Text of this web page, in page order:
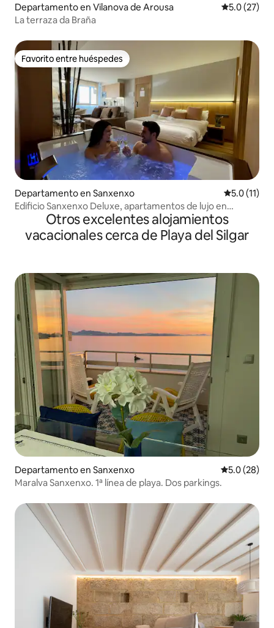
Departamento en Vilanova de Arousa Calificación
5.0 (27)
La terraza da Braña
Favorito entre huéspedes
Favorito entre huéspedes
Departamento en Sanxenxo Calificación
5.0 (11)
Edificio Sanxenxo Deluxe, apartamentos de lujo en
Sanxenxo.Otros excelentes alojamientos
vacacionales cerca de Playa del Silgar
Departamento en Sanxenxo Calificación
5.0 (28)
Maralva Sanxenxo. 1ª línea de playa. Dos parkings.